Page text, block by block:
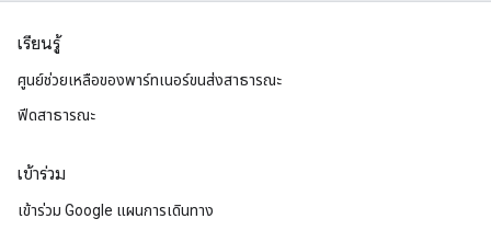
เรียนรู้
ศูนย์ช่วยเหลือของพาร์ทเนอร์ขนส่งสาธารณะ
ฟีดสาธารณะ
เข้าร่วม
เข้าร่วม Google แผนการเดินทาง